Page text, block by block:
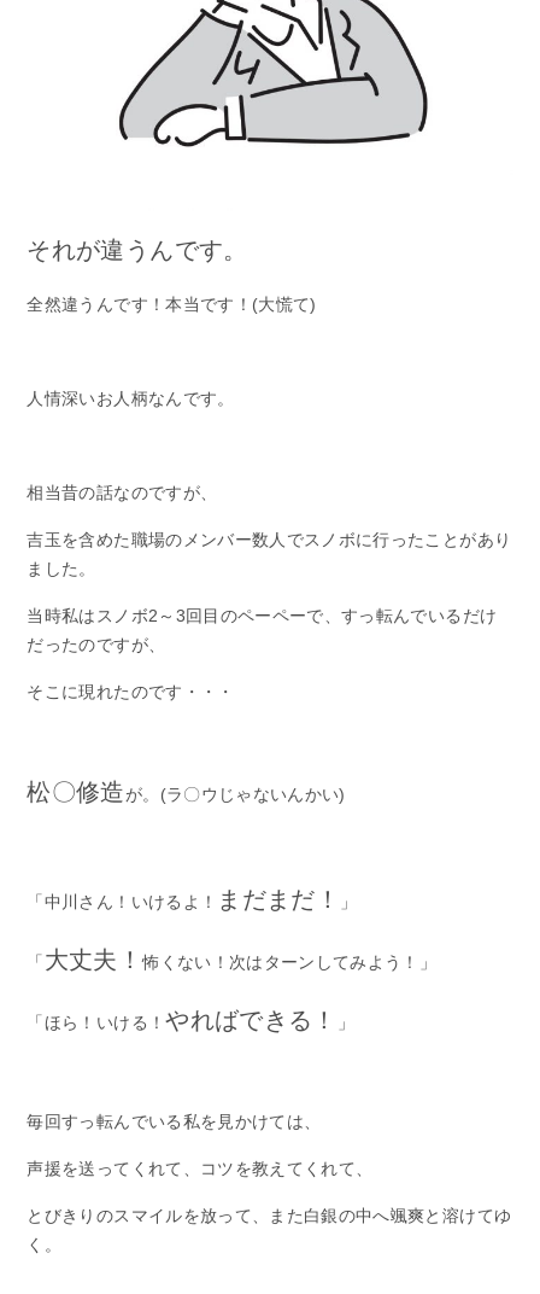
それが違うんです。
全然違うんです！本当です！(大慌て)
人情深いお人柄なんです。
相当昔の話なのですが、
吉玉を含めた職場のメンバー数人でスノボに行ったことがあり
ました。
当時私はスノボ2～3回目のペーペーで、すっ転んでいるだけ
だったのですが、
そこに現れたのです・・・
松〇修造が。(ラ〇ウじゃないんかい)
「中川さん！いけるよ！ まだまだ！ 」
「 大丈夫！怖くない！次はターンしてみよう！」
「ほら！いける！やればできる！ 」
毎回すっ転んでいる私を見かけては、
声援を送ってくれて、コツを教えてくれて、
とびきりのスマイルを放って、また白銀の中へ颯爽と溶けてゆ
く。